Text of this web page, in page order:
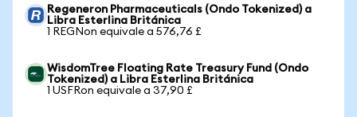
Regeneron Pharmaceuticals (Ondo Tokenized) a
Libra Esterlina Británica
1 REGNon equivale a 576,76 £
WisdomTree Floating Rate Treasury Fund (Ondo
Tokenized) a Libra Esterlina Británica
1 USFRon equivale a 37,90 £